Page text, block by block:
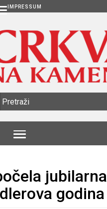
IMPRESSUM
jubilarna
godina